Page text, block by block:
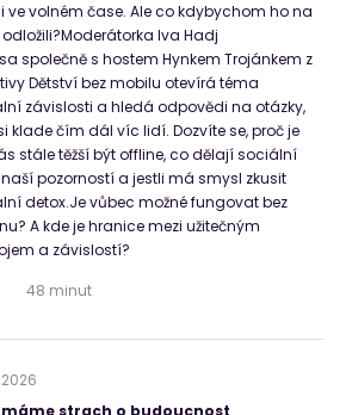
ve volném čase. Ale co kdybychom ho na
Iva Hadj
společně s hostem Hynkem Trojánkem z
Dětství bez mobilu otevírá téma
závislosti a hledá odpovědi na otázky,
klade čím dál víc lidí. Dozvíte se, proč je
stále těžší být offline, co dělají sociální
pozorností a jestli má smysl zkusit
detox.Je vůbec možné fungovat bez
A kde je hranice mezi užitečným
a závislostí?
48 minut
2026